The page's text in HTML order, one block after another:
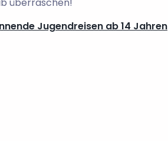
Jugendreisen ab 14 Jahren